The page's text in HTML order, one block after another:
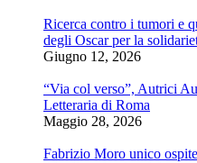
Ricerca contro i tumori e
degli Oscar per la
Giugno 12, 2026
“Via col verso”, Autrici
Letteraria di Roma
Maggio 28, 2026
Fabrizio Moro unico